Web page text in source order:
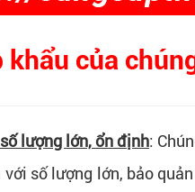
khẩu của
lượng lớn, ổn định:
số lượng lớn, bảo